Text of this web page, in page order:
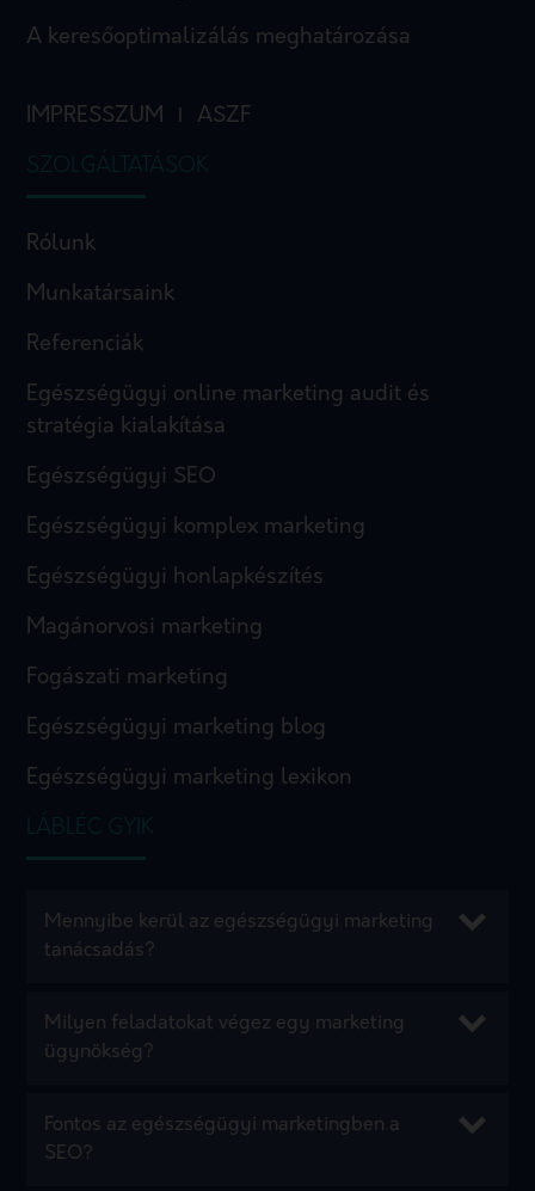
A keresőoptimalizálás meghatározása
IMPRESSZUM ASZF
SZOLGÁLTATÁSOK
Rólunk
Munkatársaink
Referenciák
Egészségügyi online marketing audit és
stratégia kialakítása
Egészségügyi SEO
Egészségügyi komplex marketing
Egészségügyi honlapkészítés
Magánorvosi marketing
Fogászati marketing
Egészségügyi marketing blog
Egészségügyi marketing lexikon
LÁBLÉC GYIK
Mennyibe kerül az egészségügyi marketing
tanácsadás?
Milyen feladatokat végez egy marketing
ügynökség?
Fontos az egészségügyi marketingben a
SEO?